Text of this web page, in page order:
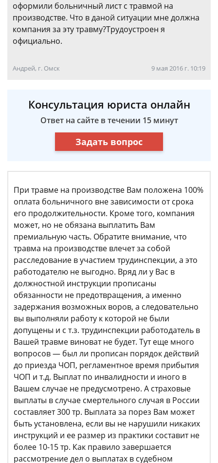
оформили больничный лист с травмой на
производстве. Что в даной ситуации мне должна
компания за эту травму?Трудоустроен я
официально.
Андрей, г. Омск 9 мая 2016 г. 10:19
Консультация юриста онлайн
Ответ на сайте в течении 15 минут
Задать вопрос
При травме на производстве Вам положена 100%
оплата больничного вне зависимости от срока
его продолжительности. Кроме того, компания
может, но не обязана выплатить Вам
премиальную часть. Обратите внимание, что
травма на производстве влечет за собой
расследование в участием трудинспекции, а это
работодателю не выгодно. Вряд ли у Вас в
должностной инструкции прописаны
обязанности не предотвращения, а именно
задержания возможных воров, а следовательно
вы выполняли работу к которой не были
допущены и с т.з. трудинспекции работодатель в
Вашей травме виноват не будет. Тут еще много
вопросов — был ли прописан порядок действий
до приезда ЧОП, регламентное время прибытия
ЧОП и т.д. Выплат по инвалидности и иного в
Вашем случае не предусмотрено. А страховые
выплаты в случае смертельного случая в России
составляет 300 тр. Выплата за порез Вам может
быть установлена, если вы не нарушили никаких
инструкций и ее размер из практики составит не
более 10-15 тр. Как правило завершается
рассмотрение дел о выплатах в судебном